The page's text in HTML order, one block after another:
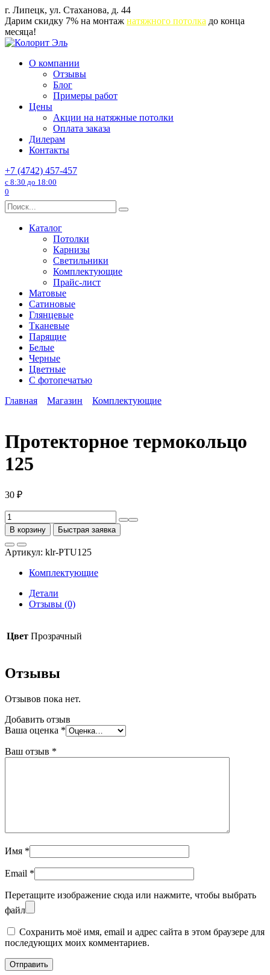
Перейти
к
содержанию
г. Липецк, ул. Стаханова, д. 44
Дарим скидку 7% на монтаж натяжного потолка до конца
месяца!
О компании
Отзывы
Блог
Примеры работ
Цены
Акции на натяжные потолки
Оплата заказа
Дилерам
Контакты
+7 (4742) 457-457
с 8:30 до 18:00
0
Search
for:
Каталог
Потолки
Карнизы
Светильники
Комплектующие
Прайс-лист
Матовые
Сатиновые
Глянцевые
Тканевые
Парящие
Белые
Черные
Цветные
С фотопечатью
Главная
Магазин Комплектующие
Протекторное термокольцо
125
30 ₽
Количество
товара
Протекторное
термокольцо
125
В корзину Быстрая заявка
Артикул: klr-PTU125
Комплектующие
Детали
Отзывы (0)
Цвет Прозрачный
Отзывы
Отзывов пока нет.
Добавить отзыв
Ваша оценка *
Ваш отзыв *
Имя *
Email *
Перетащите изображение сюда или нажмите, чтобы выбрать
файл
Сохранить моё имя, email и адрес сайта в этом браузере для
последующих моих комментариев.